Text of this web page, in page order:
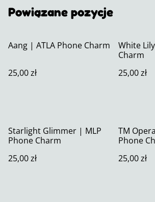
Powiązane pozycje
Aang | ATLA Phone Charm
25,00 zł
White
Charm
25,00 zł
Starlight Glimmer | MLP
Phone Charm
25,00 zł
TM
Phone
25,00 zł